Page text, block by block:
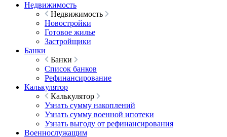
Недвижимость
Недвижимость
Новостройки
Готовое жилье
Застройщики
Банки
Банки
Список банков
Рефинансирование
Калькулятор
Калькулятор
Узнать сумму накоплений
Узнать сумму военной ипотеки
Узнать выгоду от рефинансирования
Военнослужащим